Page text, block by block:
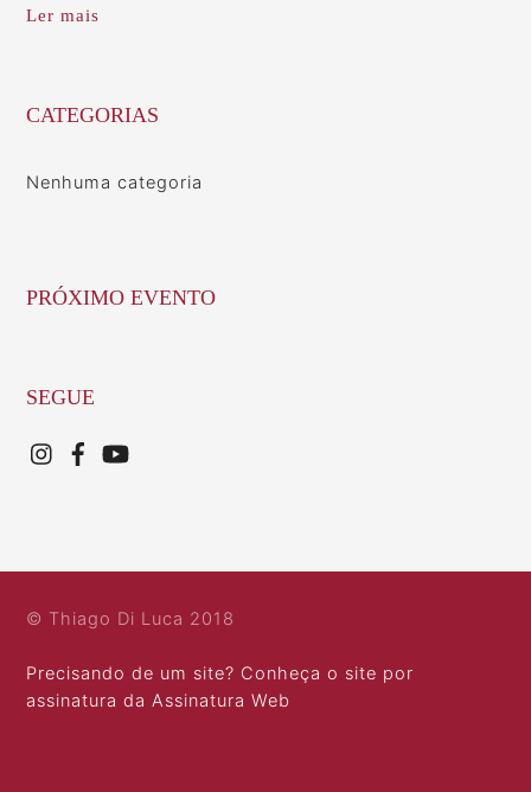
Ler mais
CATEGORIAS
Nenhuma categoria
PRÓXIMO EVENTO
SEGUE
© Thiago Di Luca 2018
Precisando de um site? Conheça o site por
assinatura da Assinatura Web